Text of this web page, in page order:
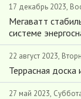
17 декабрь 2023,
Мегаватт
системе
22 август 2023,
Террасная
27 май 2023,